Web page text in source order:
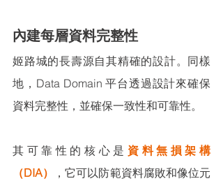
內建每層資料完整性
姬路城的長壽源自其精確的設計。同樣
地，Data Domain 平台透過設計來確保
資料完整性，並確保一致性和可靠性。
其可靠性的核心是 資料無損架構
（DIA）
，它可以防範資料腐敗和像位元